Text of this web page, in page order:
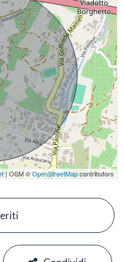
| OSM ©OpenStreetMapcontributors